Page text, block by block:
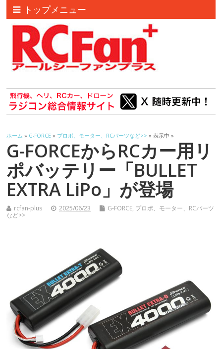
トップメニュー
ホーム » G-FORCE » プロポ、モーター、RCパーツなど>> » 表示中 »
G-FORCEからRCカー用リ
ポバッテリー「BULLET
EXTRA LiPo」が登場
rcfan-plus 2025/06/23 G-FORCE, プロポ、モーター、RCパーツ
など>>